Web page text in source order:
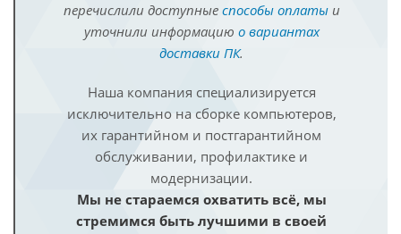
перечислили доступные способы оплатыи
уточнили информацию о вариантах
доставки ПК.
Наша компания специализируется
исключительно на сборке компьютеров,
их гарантийном и постгарантийном
обслуживании, профилактике и
модернизации.
Мы не стараемся охватить всё, мы
стремимся быть лучшими в своей